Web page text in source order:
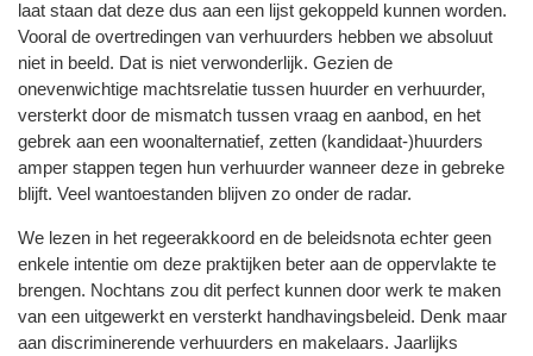
laat staan dat deze dus aan een lijst gekoppeld kunnen worden.
Vooral de overtredingen van verhuurders hebben we absoluut
niet in beeld. Dat is niet verwonderlijk. Gezien de
onevenwichtige machtsrelatie tussen huurder en verhuurder,
versterkt door de mismatch tussen vraag en aanbod, en het
gebrek aan een woonalternatief, zetten (kandidaat-)huurders
amper stappen tegen hun verhuurder wanneer deze in gebreke
blijft. Veel wantoestanden blijven zo onder de radar.
We lezen in het regeerakkoord en de beleidsnota echter geen
enkele intentie om deze praktijken beter aan de oppervlakte te
brengen. Nochtans zou dit perfect kunnen door werk te maken
van een uitgewerkt en versterkt handhavingsbeleid. Denk maar
aan discriminerende verhuurders en makelaars. Jaarlijks